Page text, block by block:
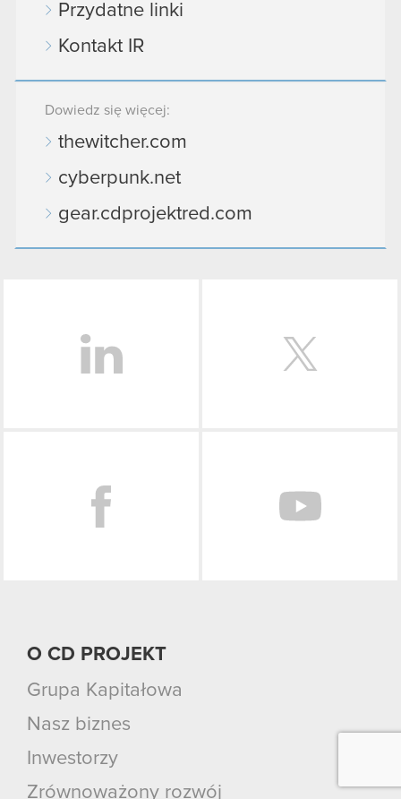
Przydatne linki
Kontakt IR
Dowiedz się więcej:
thewitcher.com
cyberpunk.net
gear.cdprojektred.com
O CD PROJEKT
Grupa Kapitałowa
Nasz biznes
Inwestorzy
Zrównoważony rozwój